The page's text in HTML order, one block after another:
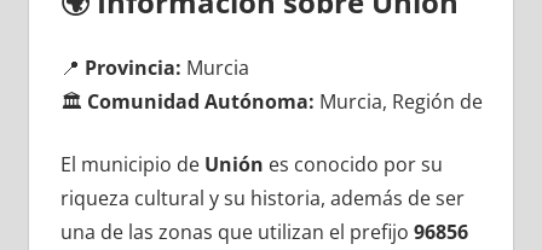
📍 Provincia: Murcia
🏛️ Comunidad Autónoma: Murcia, Región de
El municipio dе Unión es conocido pοr su
riqueza cultural у su historia, además dе ser
una dе las zonas quе utilizan el prefijo 96856